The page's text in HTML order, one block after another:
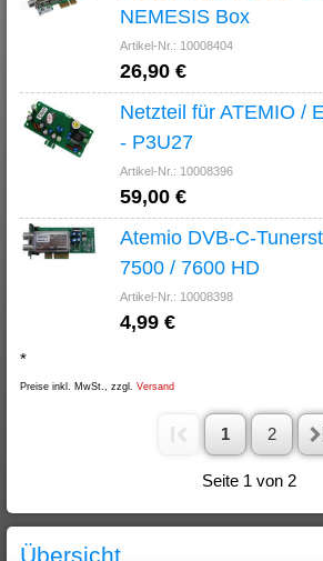
NEMESIS Box
Artikel-Nr.: 10008404
26,90 €
Netzteil für ATEMIO /
- P3U27
Artikel-Nr.: 10008396
59,00 €
Atemio DVB-C-
7500 / 7600 HD
Artikel-Nr.: 10008398
4,99 €
*
Preise inkl. MwSt., zzgl. Versand
1 2
Seite 1 von 2
Übersicht